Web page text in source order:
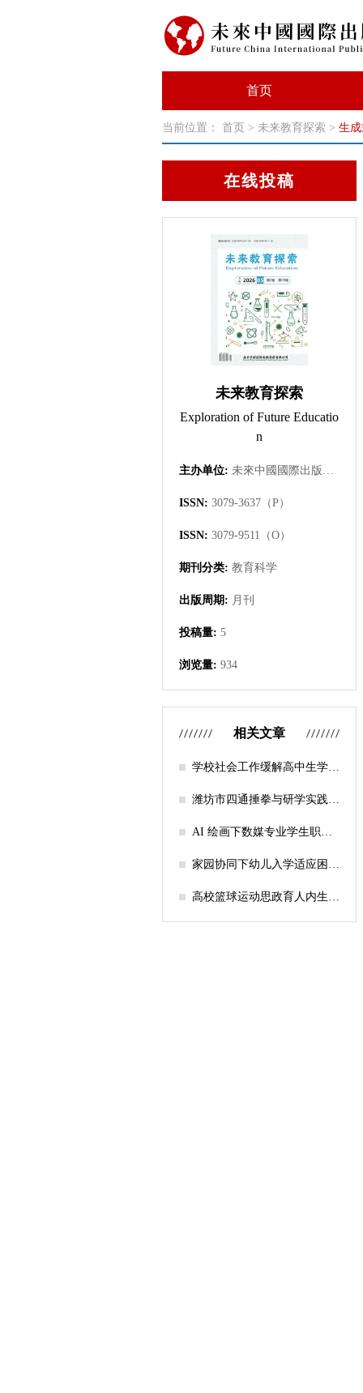
首页
当前位置： 首页 > 未来教育探索 > 生
在线投稿
未来教育探索
Exploration of Future Educatio
n
主办单位: 未來中國國際出版集團有限公司
ISSN: 3079-3637（P）
ISSN: 3079-9511（O）
期刊分类: 教育科学
出版周期: 月刊
投稿量: 5
浏览量: 934
相关文章
学校社会工作缓解高中生学习
课堂”为介入载体
潍坊市四通捶拳与研学实践教
AI 绘画下数媒专业学生职业
家园协同下幼儿入学适应困难
高校篮球运动思政育人内生逻